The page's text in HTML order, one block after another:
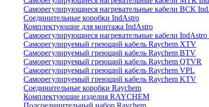
Саморегулирующиеся нагревательные кабели ВСК
Соединительные коробки IndAstro
Комплектующие для монтажа IndAstro
Саморегулирующиеся нагревательные кабели
Саморегулируемый греющий кабель Raychem XTV
Саморегулируемый греющий кабель Raychem BTV
Саморегулируемый греющий кабель Raychem QTVR
Саморегулируемый греющий кабель Raychem VPL
Саморегулируемый греющий кабель Raychem KTV
Соединительные коробки Raychem
Комплектующие изделия RAYCHEM
Подсоединительный набор Raychem